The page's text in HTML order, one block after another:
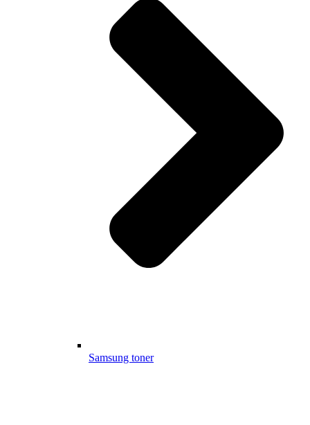
Samsung toner